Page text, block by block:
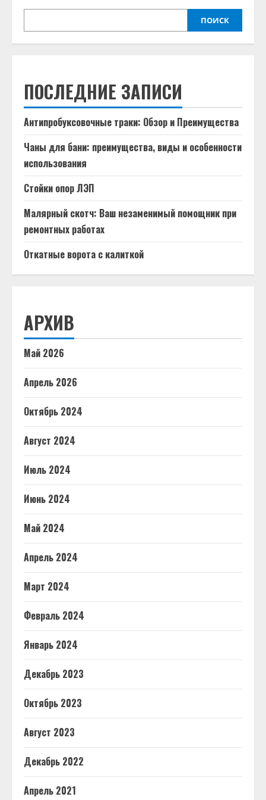
ПОИСК
ПОСЛЕДНИЕ ЗАПИСИ
Антипробуксовочные траки: Обзор и Преимущества
Чаны для бани: преимущества, виды и особенности
использования
Стойки опор ЛЭП
Малярный скотч: Ваш незаменимый помощник при
ремонтных работах
Откатные ворота с калиткой
АРХИВ
Май 2026
Апрель 2026
Октябрь 2024
Август 2024
Июль 2024
Июнь 2024
Май 2024
Апрель 2024
Март 2024
Февраль 2024
Январь 2024
Декабрь 2023
Октябрь 2023
Август 2023
Декабрь 2022
Апрель 2021